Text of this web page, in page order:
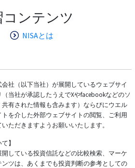
ンテンツ
NISAとは
社（以下当社）が展開しているウェブサイ
当社が承認したうえでXやfacebookなどのソ
有された情報も含みます）ならびにウエル
を介した外部ウェブサイトの閲覧、ご利用
ただきますようお願いいたします。
】
している投資信託などの比較検索、マーケ
ツは、あくまでも投資判断の参考としての